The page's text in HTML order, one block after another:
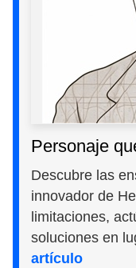
Personaje
Descubre las
innovador de
limitaciones,
soluciones en
artículo